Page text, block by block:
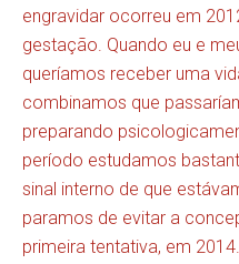
engravidar ocorreu em
gestação. Quando eu e
queríamos receber uma
combinamos que
preparando
período estudamos
sinal interno de que
paramos de evitar a
primeira tentativa, em